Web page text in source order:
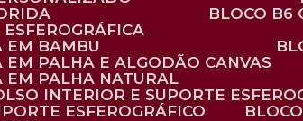
BLOCO
ESFEROGRÁFICA
EM BAMBU
EM PALHA E ALGODÃO CANVAS
EM PALHA NATURAL
INTERIOR E SUPORTE
ESFEROGRÁFICO